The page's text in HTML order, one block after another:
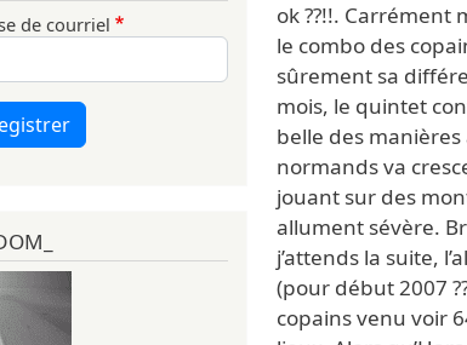
ok ??!!. Carrément
le combo des
sûrement sa
mois, le quintet
belle des
normands va
jouant sur des
allument sévère.
j’attends la suite,
(pour début 2007
copains venu voir
de courriel